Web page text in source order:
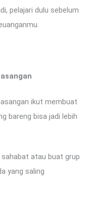
pelajari dulu sebelum
ikut membuat
bareng bisa jadi lebih
atau buat grup
yang saling